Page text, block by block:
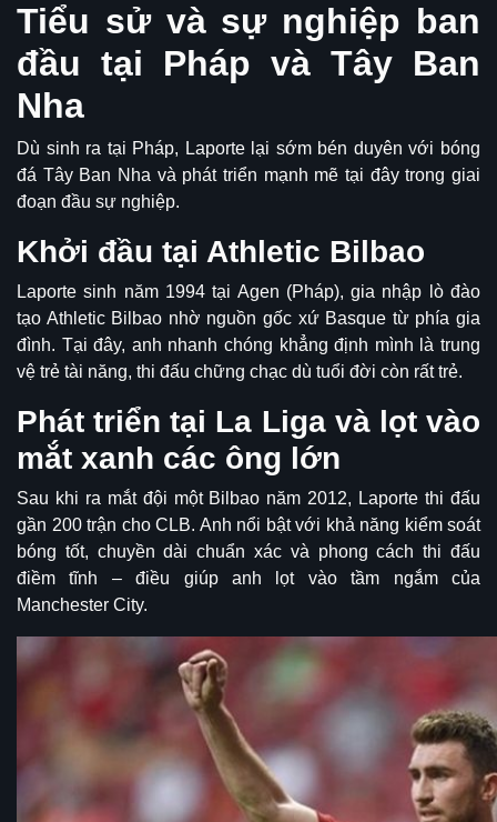
Tiểu sử và sự nghiệp ban
đầu tại Pháp và Tây Ban
Nha
Dù sinh ra tại Pháp, Laporte lại sớm bén duyên với bóng
đá Tây Ban Nha và phát triển mạnh mẽ tại đây trong giai
đoạn đầu sự nghiệp.
Khởi đầu tại Athletic Bilbao
Laporte sinh năm 1994 tại Agen (Pháp), gia nhập lò đào
tạo Athletic Bilbao nhờ nguồn gốc xứ Basque từ phía gia
đình. Tại đây, anh nhanh chóng khẳng định mình là trung
vệ trẻ tài năng, thi đấu chững chạc dù tuổi đời còn rất trẻ.
Phát triển tại La Liga và lọt vào
mắt xanh các ông lớn
Sau khi ra mắt đội một Bilbao năm 2012, Laporte thi đấu
gần 200 trận cho CLB. Anh nổi bật với khả năng kiểm soát
bóng tốt, chuyền dài chuẩn xác và phong cách thi đấu
điềm tĩnh – điều giúp anh lọt vào tầm ngắm của
Manchester City.